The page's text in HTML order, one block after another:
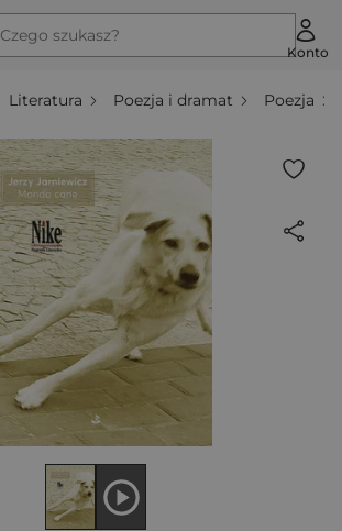
Czego szukasz?
Konto
Literatura Poezja i dramat Poezja